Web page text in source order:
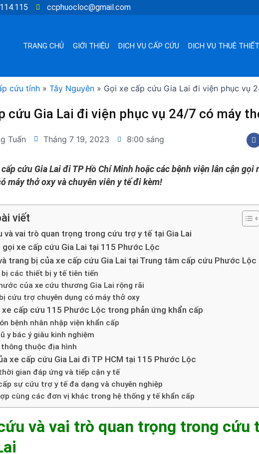
ccphuocloc@gmail.com
TRANG CHỦ GIỚI THIỆU DỊCH VỤ CẤP CỨU DỊCH VỤ THUÊ
cứu tỉnh » Tây Nguyên » Gọi xe cấp cứu Gia Lai đi viện phục vụ
cứu Gia Lai đi viện phục vụ 24/7 có máy
Tuấn Tháng 7 19, 2023 8:00 sáng F
a
c
b
o
cứu Gia Lai đi TP Hồ Chí Minh hoặc các bệnh viện lân cận gọi
máy thở oxy và chuyên viên y tế đi kèm!
viết
và vai trò quan trọng trong cứu trợ y tế tại Gia Lai
gọi xe cấp cứu Gia Lai tại 115 Phước Lộc
trang bị của xe cấp cứu Gia Lai tại Trung tâm cấp cứu Phước Lộc
bị các thiết bị y tế tiên tiến
của xe cứu thương Gia Lai rộng rãi
cứu trợ chuyên dụng có máy thở oxy
cấp cứu 115 Phước Lộc trong phản ứng khẩn cấp
bệnh nhân nhập viện khẩn cấp
y bác ý giàu kinh nghiệm
thông thuộc địa hình
xe cấp cứu Gia Lai đi TP HCM tại 115 Phước Lộc
gian đáp ứng và tiếp cận y tế
sự cứu trợ y tế đa dạng và chuyên nghiệp
cùng các đơn vị khác trong hệ thống y tế khẩn cấp
và vai trò quan trọng trong cứu